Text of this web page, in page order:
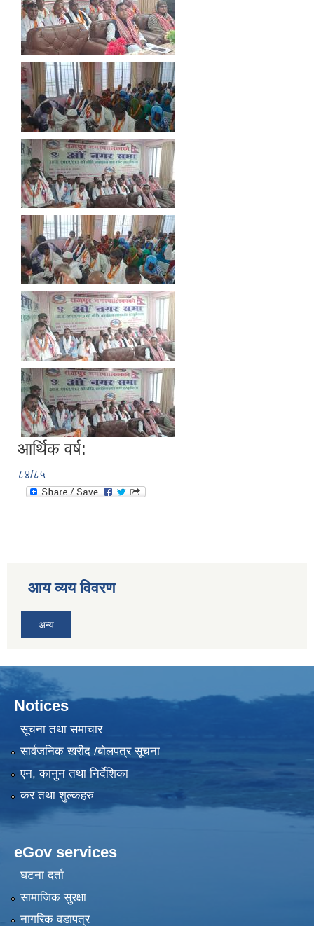
आर्थिक वर्ष:
८४/८५
आय व्यय विवरण
अन्य
Notices
सूचना तथा समाचार
सार्वजनिक खरीद /बोलपत्र सूचना
एन, कानुन तथा निर्देशिका
कर तथा शुल्कहरु
eGov services
घटना दर्ता
सामाजिक सुरक्षा
नागरिक वडापत्र